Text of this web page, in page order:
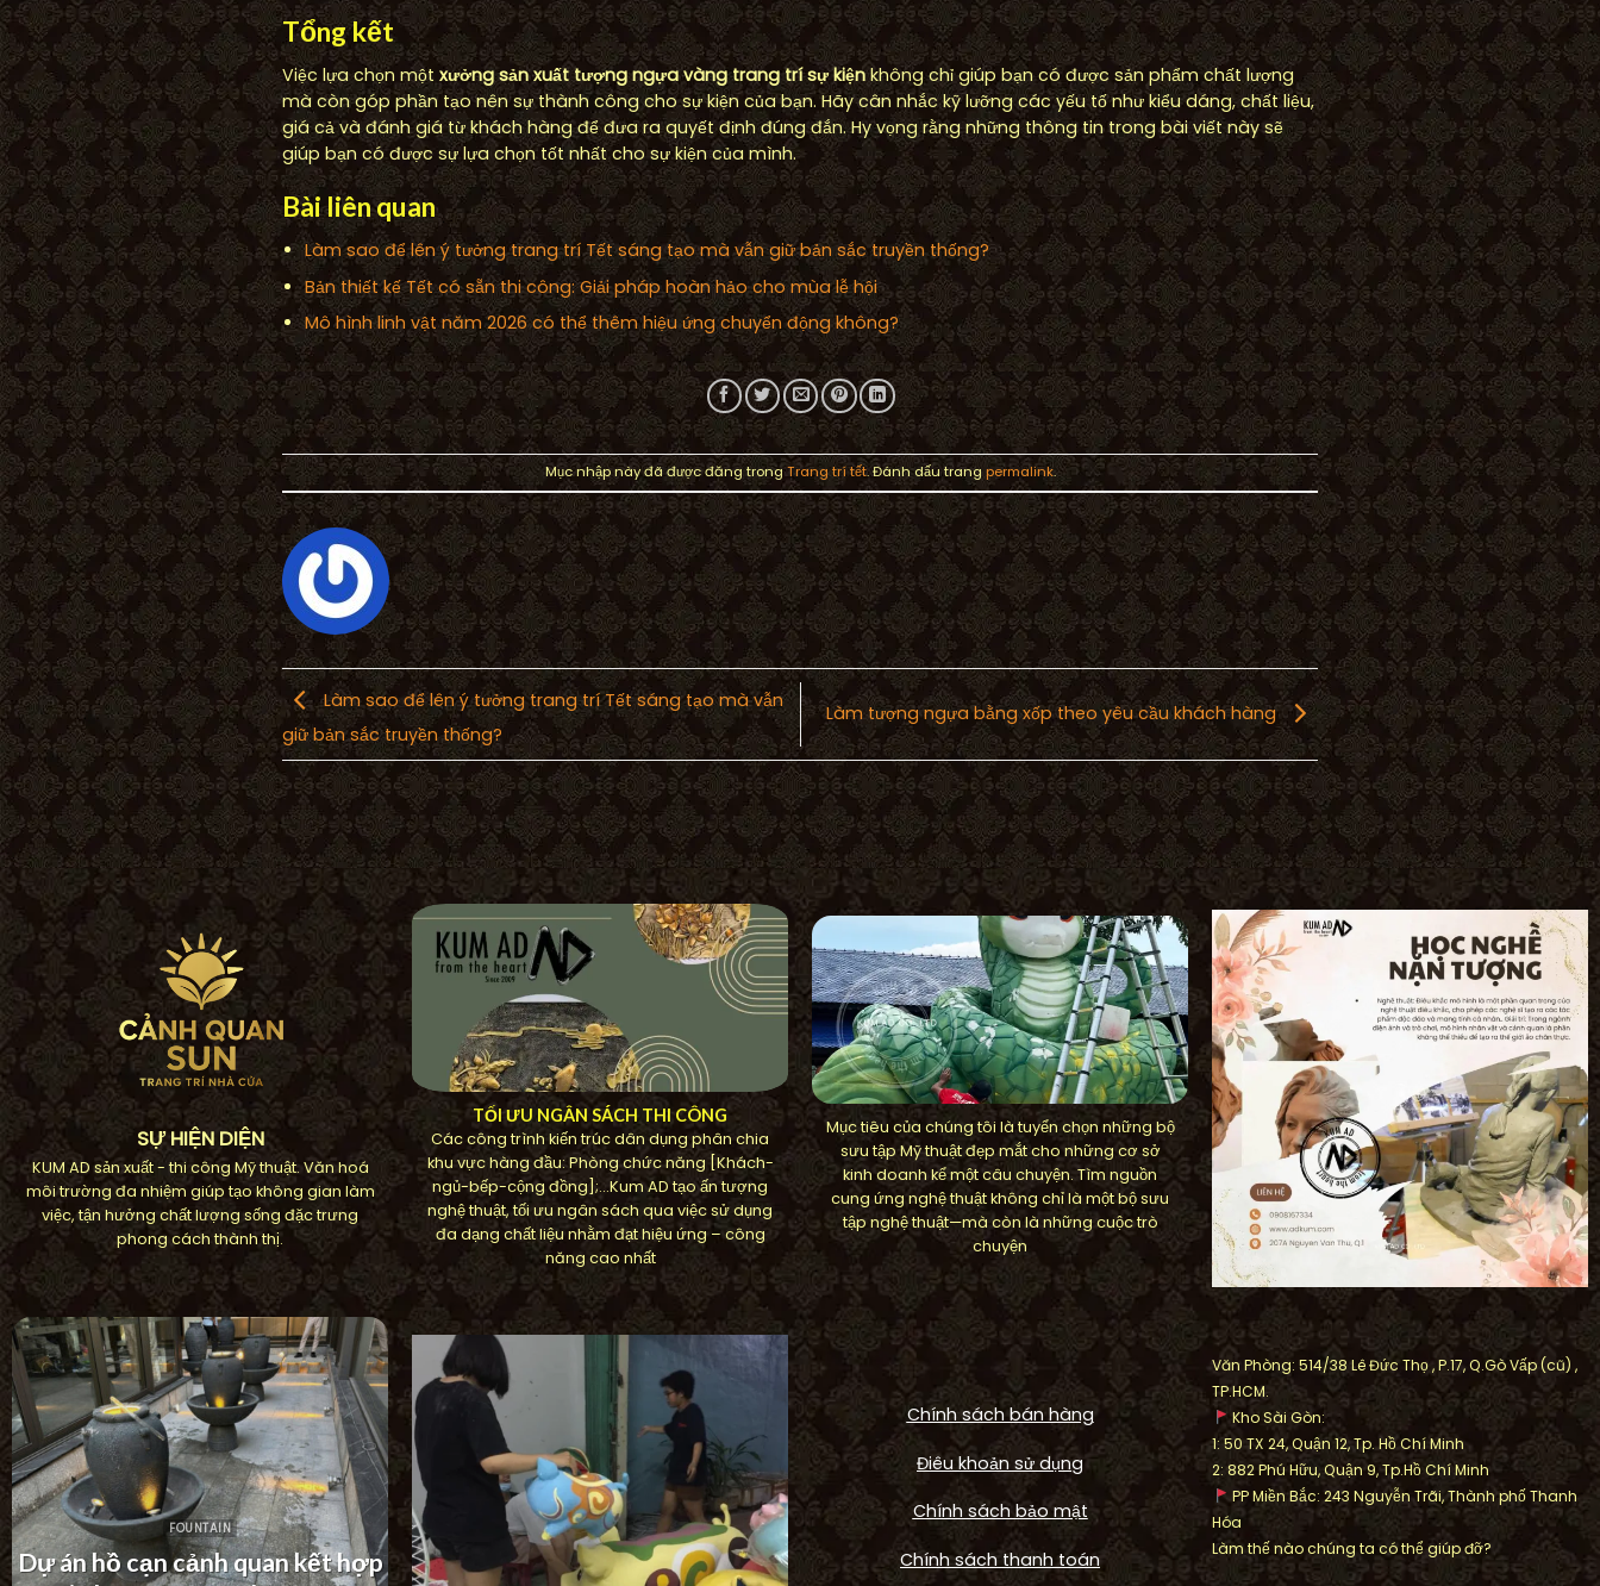
Tổng kết
Việc lựa chọn một xưởng sản xuất tượng ngựa vàng trang trí sự kiệnkhông chỉ giúp bạn có được sản phẩm chất lượng
mà còn góp phần tạo nên sự thành công cho sự kiện của bạn. Hãy cân nhắc kỹ lưỡng các yếu tố như kiểu dáng, chất liệu,
giá cả và đánh giá từ khách hàng để đưa ra quyết định đúng đắn. Hy vọng rằng những thông tin trong bài viết này sẽ
giúp bạn có được sự lựa chọn tốt nhất cho sự kiện của mình.
Bài liên quan
Làm sao để lên ý tưởng trang trí Tết sáng tạo mà vẫn giữ bản sắc truyền thống?
Bản thiết kế Tết có sẵn thi công: Giải pháp hoàn hảo cho mùa lễ hội
Mô hình linh vật năm 2026 có thể thêm hiệu ứng chuyển động không?
Mục nhập này đã được đăng trongTrang trí tết. Đánh dấu trang permalink.
Làm sao để lên ý tưởng trang trí Tết sáng tạo mà vẫn
giữ bản sắc truyền thống?
Làm tượng ngựa bằng xốp theo yêu cầu khách hàng
SỰ HIỆN DIỆN
KUM AD sản xuất - thi công Mỹ thuật. Văn hoá
môi trường đa nhiệm giúp tạo không gian làm
việc, tận hưởng chất lượng sống đặc trưng
phong cách thành thị.
TỐI ƯU NGÂN SÁCH THI CÔNG
Các công trình kiến ​​trúc dân dụng phân chia
khu vực hàng đầu: Phòng chức năng [Khách-
ngủ-bếp-cộng đồng];…Kum AD tạo ấn tượng
nghệ thuật, tối ưu ngân sách qua việc sử dụng
đa dạng chất liệu nhằm đạt hiệu ứng – công
năng cao nhất
Mục tiêu của chúng tôi là tuyển chọn những bộ
sưu tập Mỹ thuật đẹp mắt cho những cơ sở
kinh doanh kể một câu chuyện. Tìm nguồn
cung ứng nghệ thuật không chỉ là một bộ sưu
tập nghệ thuật—mà còn là những cuộc trò
chuyện
FOUNTAIN HOME
FOUNTAIN
Công trình Arwork Artistic
FOUNTAIN
Thi Công Lu Nước Phong
Chính sách bán hàng
Điêu khoản sử dụng
Chính sách bảo mật
Chính sách thanh toán
Văn Phòng: 514/38 Lê Đức Thọ , P.17, Q.Gò Vấp (cũ) ,
TP.HCM.
Kho Sài Gòn:
1: 50 TX 24, Quận 12, Tp. Hồ Chí Minh
2: 882 Phú Hữu, Quận 9, Tp.Hồ Chí Minh
PP Miền Bắc: 243 Nguyễn Trãi, Thành phố Thanh
Hóa
Làm thế nào chúng ta có thể giúp đỡ?